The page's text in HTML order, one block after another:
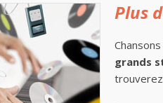
Plus
Chansons
grands